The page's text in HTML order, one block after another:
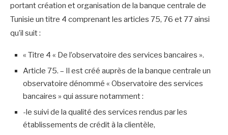
portant création et organisation de la banque centrale de
Tunisie un titre 4 comprenant les articles 75, 76 et 77 ainsi
qu’il suit :
« Titre 4 « De l’observatoire des services bancaires ».
Article 75. – Il est créé auprès de la banque centrale un
observatoire dénommé « Observatoire des services
bancaires » qui assure notamment :
-le suivi de la qualité des services rendus par les
établissements de crédit à la clientèle,